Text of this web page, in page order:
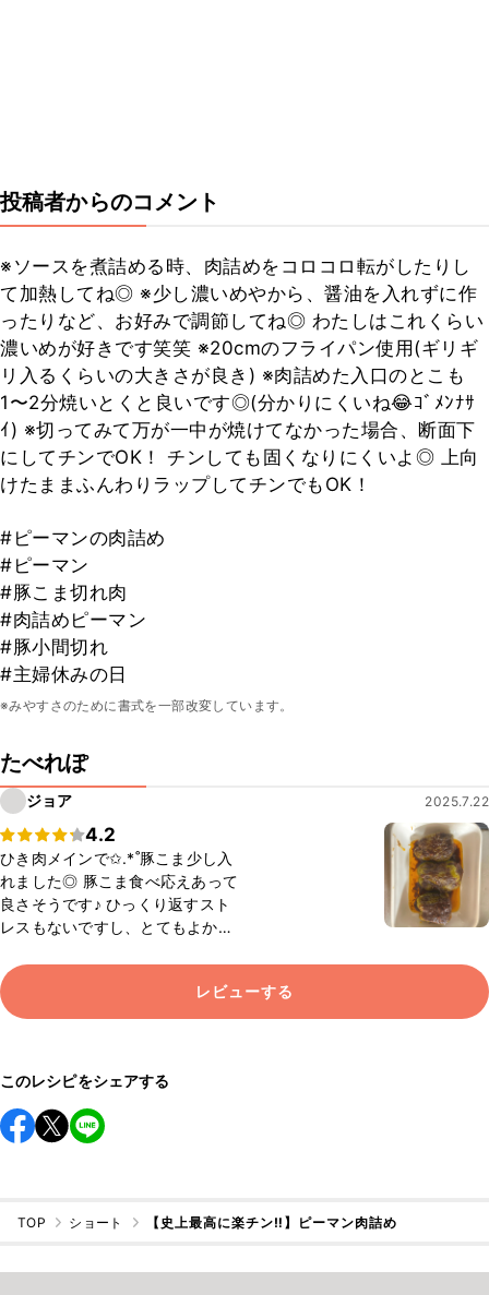
投稿者からのコメント
※ソースを煮詰める時、肉詰めをコロコロ転がしたりし
て加熱してね◎ ※少し濃いめやから、醤油を入れずに作
ったりなど、お好みで調節してね◎ わたしはこれくらい
濃いめが好きです笑笑 ※20cmのフライパン使用(ギリギ
リ入るくらいの大きさが良き) ※肉詰めた入口のとこも
1〜2分焼いとくと良いです◎(分かりにくいね😂ｺﾞﾒﾝﾅｻ
ｲ) ※切ってみて万が一中が焼けてなかった場合、断面下
にしてチンでOK！ チンしても固くなりにくいよ◎ 上向
けたままふんわりラップしてチンでもOK！
#ピーマンの肉詰め
#ピーマン
#豚こま切れ肉
#肉詰めピーマン
#豚小間切れ
#主婦休みの日
※みやすさのために書式を一部改変しています。
たべれぽ
ジョア 2025.7.22
4.2
ひき肉メインで✩.*˚豚こま少し入
れました◎ 豚こま食べ応えあって
良さそうです♪ ひっくり返すスト
レスもないですし、とてもよかっ
レビューする
このレシピをシェアする
TOP ショート 【史上最高に楽チン‼️】ピーマン肉詰め